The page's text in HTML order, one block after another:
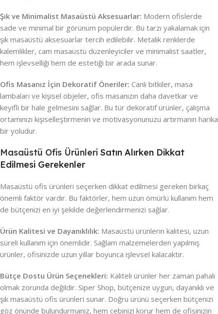
Şık ve Minimalist Masaüstü Aksesuarlar: Modern ofislerde
sade ve minimal bir görünüm popülerdir. Bu tarzı yakalamak için
şık masaüstü aksesuarlar tercih edilebilir. Metalik renklerde
kalemlikler, cam masaüstü düzenleyiciler ve minimalist saatler,
hem işlevselliği hem de estetiği bir arada sunar.
Ofis Masanız İçin Dekoratif Öneriler: Canlı bitkiler, masa
lambaları ve kişisel objeler, ofis masanızın daha davetkar ve
keyifli bir hale gelmesini sağlar. Bu tür dekoratif ürünler, çalışma
ortamınızı kişiselleştirmenin ve motivasyonunuzu artırmanın harika
bir yoludur.
Masaüstü Ofis Ürünleri Satın Alırken Dikkat
Edilmesi Gerekenler
Masaüstü ofis ürünleri seçerken dikkat edilmesi gereken birkaç
önemli faktör vardır. Bu faktörler, hem uzun ömürlü kullanım hem
de bütçenizi en iyi şekilde değerlendirmenizi sağlar.
Ürün Kalitesi ve Dayanıklılık: Masaüstü ürünlerin kalitesi, uzun
süreli kullanım için önemlidir. Sağlam malzemelerden yapılmış
ürünler, ofisinizde uzun yıllar boyunca işlevsel kalacaktır.
Bütçe Dostu Ürün Seçenekleri: Kaliteli ürünler her zaman pahalı
olmak zorunda değildir. Siper Shop, bütçenize uygun, dayanıklı ve
şık masaüstü ofis ürünleri sunar. Doğru ürünü seçerken bütçenizi
göz önünde bulundurmanız, hem cebinizi korur hem de ofisinizin